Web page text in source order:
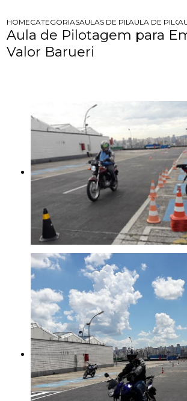
HOMECATEGORIASAULAS DE PILOTAGEM PARA
AULA DE
Aula de Pilotagem para
Valor Barueri